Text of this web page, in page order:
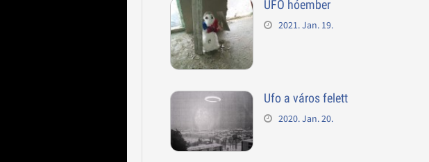
UFO hóember
2021. Jan. 19.
Ufo a város felett
2020. Jan. 20.